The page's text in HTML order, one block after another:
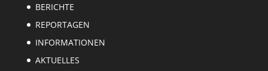
BERICHTE
REPORTAGEN
INFORMATIONEN
AKTUELLES